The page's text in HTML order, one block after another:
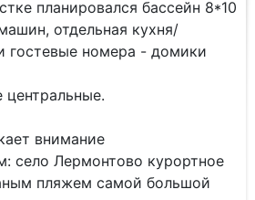
планировался бассейн 8*10
отдельная кухня/
гостевые номера - домики
внимание
село Лермонтово курортное
пляжем самой большой